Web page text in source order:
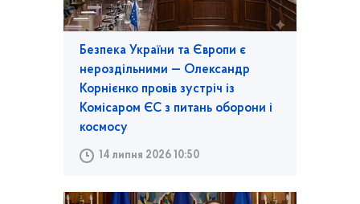
Безпека України та Європи є
нероздільними — Олександр
Корнієнко провів зустріч із
Комісаром ЄС з питань оборони і
космосу
14 липня 2026 10:50